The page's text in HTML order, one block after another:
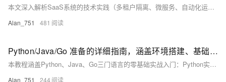
本文深入解析SaaS系统的技术实践（多租户隔离、微服务、自动化运维、安全合规）、分层架构设计（基础设施至前端五层）及典型应用场景（CRM、HRM、电商、政务、教育等），兼顾理论深度与落地可行性，助力构建高可用、可扩展、低成本的云原生SaaS系统。（239字）
Alan_751 481
Python/Java/Go 准备的详细指南，涵盖环境搭建、基础语法、实战项目
本教程涵盖Python、Java、Go三门语言的零基础实战入门：Python实现天气查询工具（含API调用），Java开发学生管理系统（控制台交互），Go构建RESTful用户API服务。每篇含环境搭建、工具配置、语法精讲与避坑指南，助你快速上手核心开发技能。（239字）
Alan_751 244